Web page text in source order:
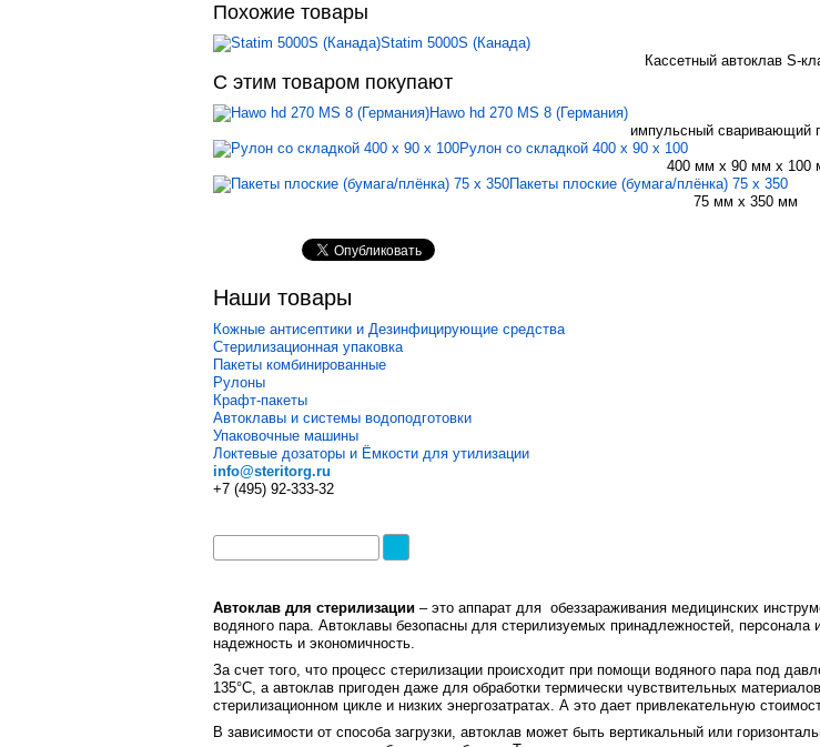
Похожие товары
Statim 5000S (Канада)
Кассетный автоклав S-
С этим товаром покупают
Hawo hd 270 MS 8 (Германия)
импульсный сваривающий
Рулон со складкой 400 x 90 x 100
400 мм х 90 мм х 100
Пакеты плоские (бумага/плёнка) 75 x 350
75 мм х 350 мм
Наши товары
Кожные антисептики и Дезинфицирующие средства
Стерилизационная упаковка
Пакеты комбинированные
Рулоны
Крафт-пакеты
Автоклавы и системы водоподготовки
Упаковочные машины
Локтевые дозаторы и Ёмкости для утилизации
info@steritorg.ru
+7 (495) 92-333-32
Автоклав для стерилизации – это аппарат для обеззараживания медицинских
водяного пара. Автоклавы безопасны для стерилизуемых принадлежностей,
надежность и экономичность.
За счет того, что процесс стерилизации происходит при помощи водяного пара под
135°C, а автоклав пригоден даже для обработки термически чувствительных
стерилизационном цикле и низких энергозатратах. А это дает привлекательную
В зависимости от способа загрузки, автоклав может быть вертикальный или